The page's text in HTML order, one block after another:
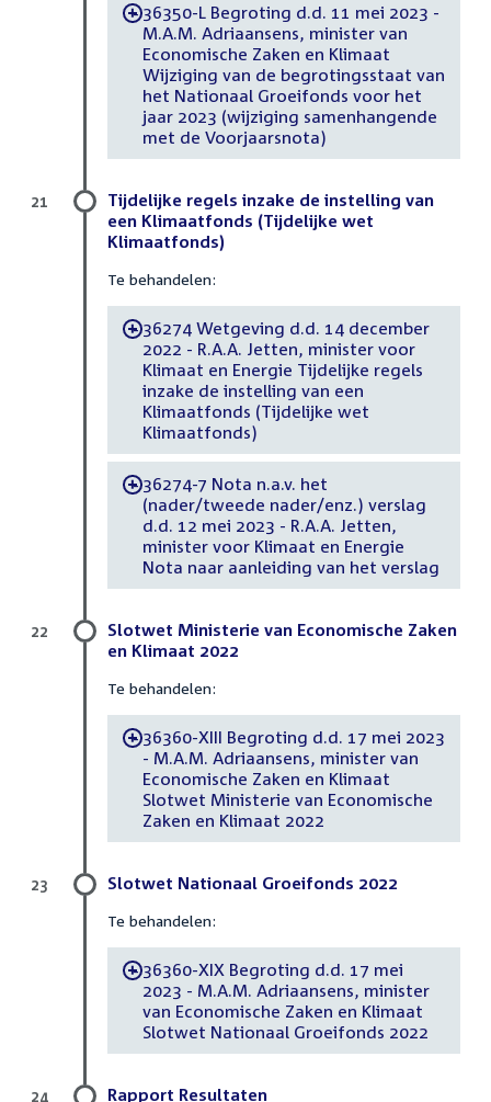
-36350-L Begroting d.d. 11 mei 2023 -
M.A.M. Adriaansens, minister van
Economische Zaken en Klimaat
Wijziging van de begrotingsstaat van
het Nationaal Groeifonds voor het
jaar 2023 (wijziging samenhangende
met de Voorjaarsnota)
Tijdelijke regels inzake de instelling van
een Klimaatfonds (Tijdelijke wet
Klimaatfonds)
Te behandelen:
-36274 Wetgeving d.d. 14 december
2022 - R.A.A. Jetten, minister voor
Klimaat en Energie Tijdelijke regels
inzake de instelling van een
Klimaatfonds (Tijdelijke wet
Klimaatfonds)
-36274-7 Nota n.a.v. het
(nader/tweede nader/enz.) verslag
d.d. 12 mei 2023 - R.A.A. Jetten,
minister voor Klimaat en Energie
Nota naar aanleiding van het verslag
21
Slotwet Ministerie van Economische Zaken
en Klimaat 2022
Te behandelen:
-36360-XIII Begroting d.d. 17 mei 2023
- M.A.M. Adriaansens, minister van
Economische Zaken en Klimaat
Slotwet Ministerie van Economische
Zaken en Klimaat 2022
22
Slotwet Nationaal Groeifonds 2022
Te behandelen:
-36360-XIX Begroting d.d. 17 mei
2023 - M.A.M. Adriaansens, minister
van Economische Zaken en Klimaat
Slotwet Nationaal Groeifonds 2022
23
Rapport Resultaten
24